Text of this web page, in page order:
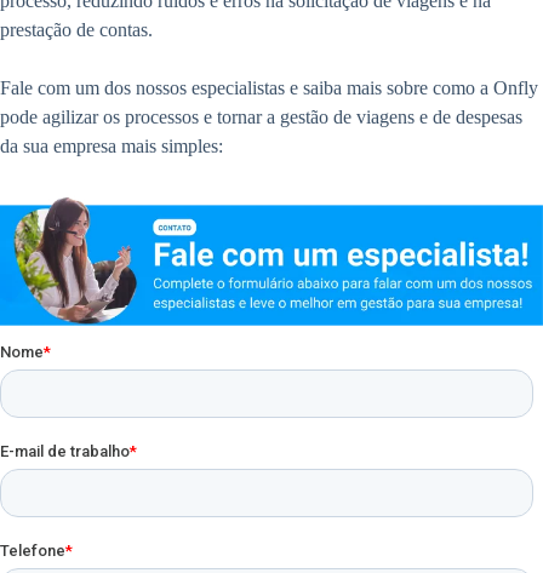
prestação de contas.
Fale com um dos nossos especialistas e saiba mais sobre como a Onfly
pode agilizar os processos e tornar a gestão de viagens e de despesas
da sua empresa mais simples: